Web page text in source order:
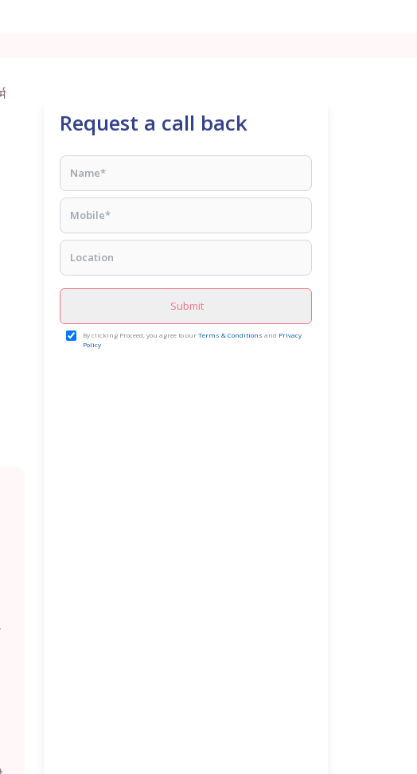
Request a call back
Submit
By clicking Proceed, you agree to ourTerms & Conditions and Privacy
Policy